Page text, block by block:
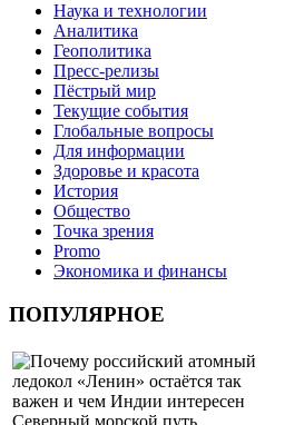
Наука и технологии
Аналитика
Геополитика
Пресс-релизы
Пёстрый мир
Текущие события
Глобальные вопросы
Для информации
Здоровье и красота
История
Общество
Точка зрения
Promo
Экономика и финансы
ПОПУЛЯРНОЕ